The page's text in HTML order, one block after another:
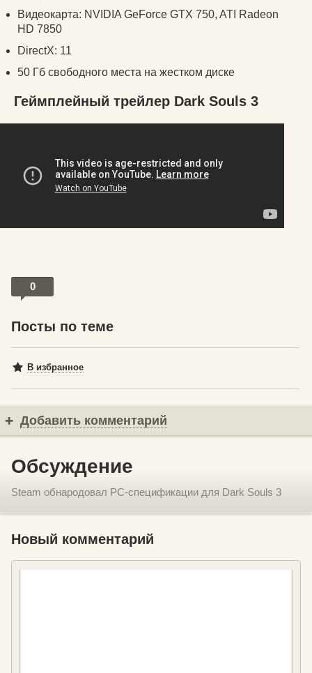
Видеокарта: NVIDIA GeForce GTX 750, ATI Radeon
HD 7850
DirectX: 11
50 Гб свободного места на жестком диске
Геймплейный трейлер Dark Souls 3
0
Посты по теме
В избранное
Добавить комментарий
Обсуждение
Steam обнародовал PC-спецификации для Dark Souls 3
Новый комментарий